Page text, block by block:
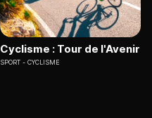
Cyclisme : Tour de l'Avenir
SPORT CYCLISME